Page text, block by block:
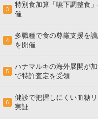
3
特別食加算「嚥下調整食
催
4
多職種で食の尊厳支援を
を開催
5
ハナマルキの海外展開が
で特許査定を受領
6
健診で把握しにくい血糖
実証